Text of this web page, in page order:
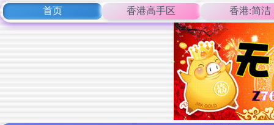
首页 香港高手区 香港:简洁